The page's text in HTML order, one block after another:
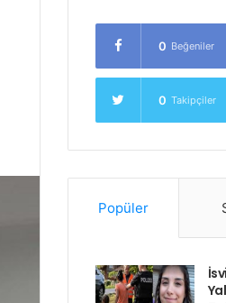
0 Beğeniler
0 Takipçiler
Popüler